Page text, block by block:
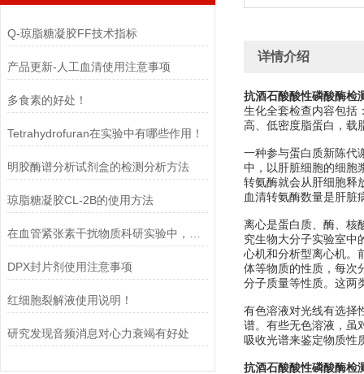
Q-琼脂糖凝胶FF技术指标
产品更新-人工血清使用注意事项
多食素的好处！
Tetrahydrofuran在实验中有哪些作用！
明胶酶谱分析试剂盒的检测分析方法
琼脂糖凝胶CL-2B的使用方法
DPX封片剂使用注意事项
红细胞裂解液使用说明！
研究发现音频消息对心力衰竭有好处
详情介绍
抗酒石酸酸性磷酸酶检
生化全套检查内容包括
高、低密度脂蛋白，载
一种参与蛋白质新陈代
中，以肝脏细胞的细胞
转氨酶就会从肝细胞释
血清转氨酶数量是肝脏
离心是蛋白质、酶、核
究生物大分子实验室中
心机和分析型离心机。
体等物质的性质，每次
分子质量等性质。这两
有色溶液对光线有选择
谱。有些无色溶液，虽
吸收光谱来鉴定物质性
抗酒石酸酸性磷酸酶检